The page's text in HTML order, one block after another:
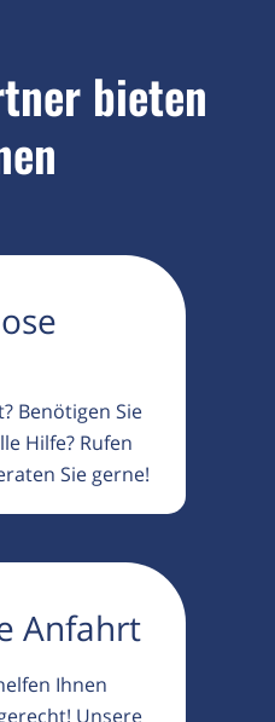
bieten
Benötigen Sie
Hilfe? Rufen
Sie gerne!
Anfahrt
Ihnen
Unsere